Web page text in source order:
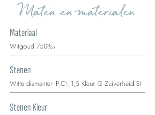
Maten en materialen
Materiaal
Witgoud 750‰
Stenen
Witte diamanten P.Ct. 1,5 Kleur G Zuiverheid SI
Stenen Kleur